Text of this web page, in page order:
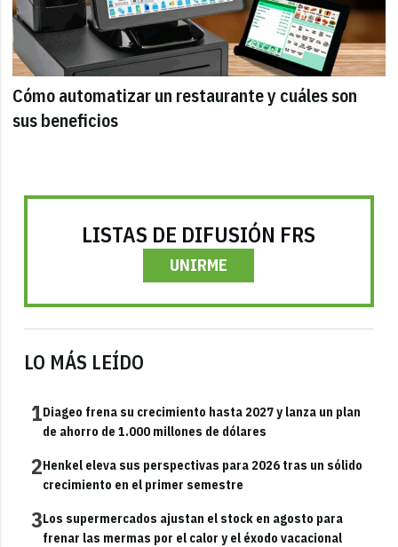
Cómo automatizar un restaurante y cuáles son
sus beneficios
LISTAS DE DIFUSIÓN FRS
UNIRME
LO MÁS LEÍDO
1Diageo frena su crecimiento hasta 2027 y lanza un plan
de ahorro de 1.000 millones de dólares
2Henkel eleva sus perspectivas para 2026 tras un sólido
crecimiento en el primer semestre
3Los supermercados ajustan el stock en agosto para
frenar las mermas por el calor y el éxodo vacacional